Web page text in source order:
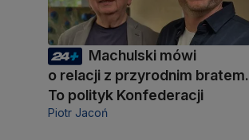
Machulski mówi
o relacji z przyrodnim bratem.
To polityk Konfederacji
Piotr Jacoń